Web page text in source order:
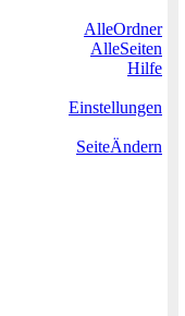
AlleOrdner
AlleSeiten
Hilfe
Einstellungen
SeiteÄndern